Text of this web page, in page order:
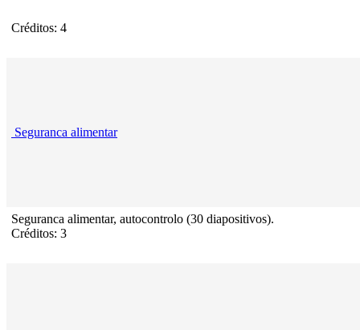
Créditos: 4
Seguranca alimentar
Seguranca alimentar, autocontrolo (30 diapositivos).
Créditos: 3